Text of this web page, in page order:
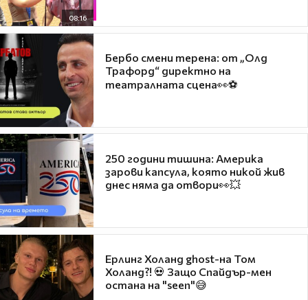
08:16
Бербо смени терена: от „Олд
Трафорд“ директно на
театралната сцена👀⚽
250 години тишина: Америка
зарови капсула, която никой жив
днес няма да отвори👀💥
Ерлинг Холанд ghost-на Том
Холанд?! 💀 Защо Спайдър-мен
остана на "seen"😅